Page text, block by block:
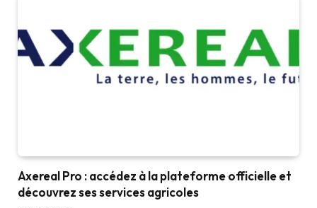
Axereal Pro : accédez à la plateforme officielle et
découvrez ses services agricoles